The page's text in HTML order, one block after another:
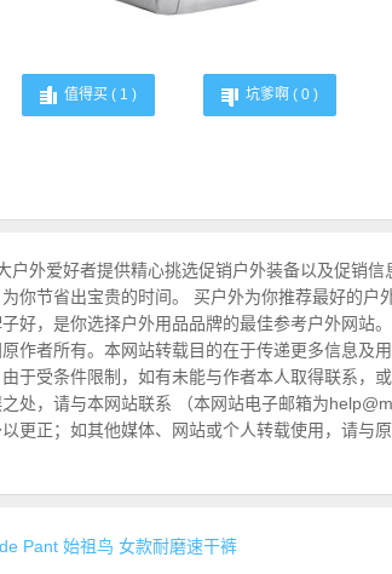
值得买 ( 1 ) 坑爹啊 ( 0 )
户外爱好者提供精心挑选促销户外装备以及促销信
你节省出宝贵的时间。 买户外为你推荐最好的户
好，是你选择户外用品品牌的最佳参考户外网站。
作者所有。本网站转载目的在于传递更多信息及
于受条件限制，如有未能与作者本人取得联系，
处，请与本网站联系 （本网站电子邮箱为
更正；如其他媒体、网站或个人转载使用，请与
Pant 始祖鸟 女款耐磨速干裤